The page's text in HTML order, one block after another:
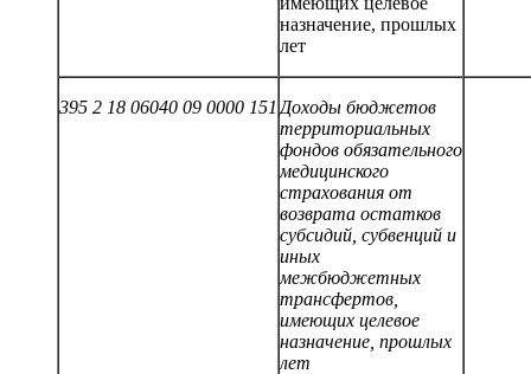
назначение, прошлых
лет
395 2 18 06040 09 0000 151 Доходы бюджетов
территориальных
фондов обязательного
медицинского
страхования от
возврата остатков
субсидий, субвенций и
иных
межбюджетных
трансфертов,
имеющих целевое
назначение, прошлых
лет